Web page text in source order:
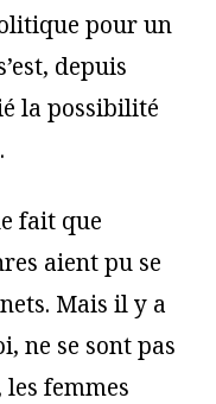
pour un
depuis
la possibilité
fait que
aient pu se
Mais il y a
ne se sont pas
les femmes